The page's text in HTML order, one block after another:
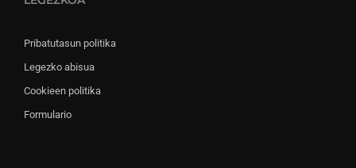
Pribatutasun politika
Legezko abisua
Cookieen politika
Formulario